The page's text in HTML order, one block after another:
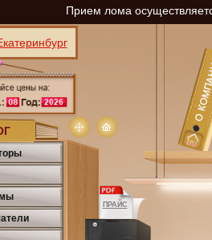
Прием лома
ПРАЙС